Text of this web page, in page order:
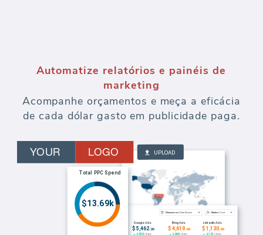
Automatize relatórios e painéis de
marketing
Acompanhe orçamentos e meça a eficácia
de cada dólar gasto em publicidade paga.